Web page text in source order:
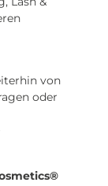
von
oder